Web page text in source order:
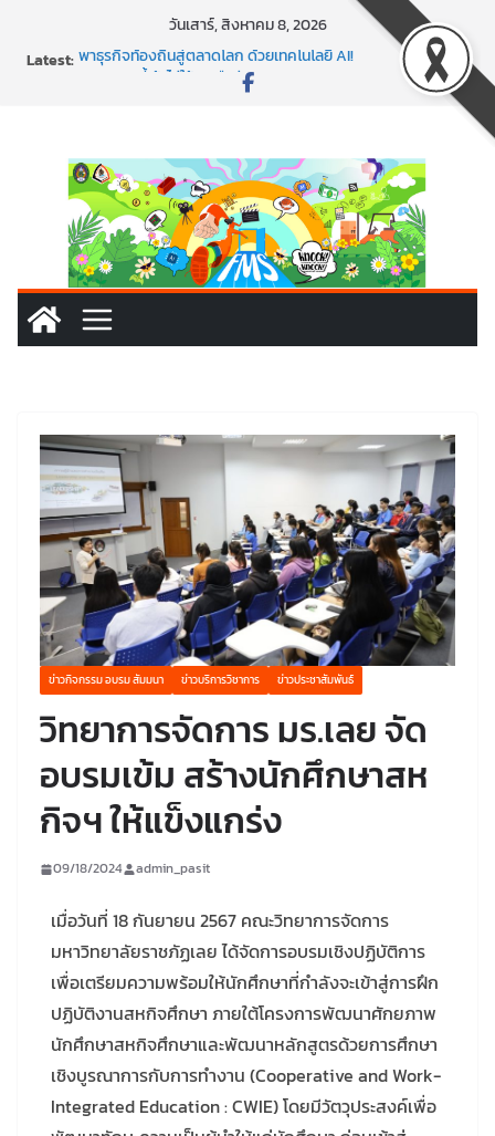
วันเสาร์, สิงหาคม 8, 2026
Latest:พาธุรกิจท้องถิ่นสู่ตลาดโลก ด้วยเทคโนโลยี AI!
SMEs ยุคนี้ ถ้าไม่ใช้ AI ถือว่าพลาดมาก!
พร้อมลุยแล้ว! ปักหมุดโรดแมป AI อัปสกิลธุรกิจให้พุ่งทะยาน
ข่าวกิจกรรม อบรม สัมมนา ข่าวบริการวิชาการ ข่าวประชาสัมพันธ์
วิทยาการจัดการ มร.เลย จัด
อบรมเข้ม สร้างนักศึกษาสห
กิจฯ ให้แข็งแกร่ง
09/18/2024 admin_pasit
เมื่อวันที่ 18 กันยายน 2567 คณะวิทยาการจัดการ
มหาวิทยาลัยราชภัฏเลย ได้จัดการอบรมเชิงปฏิบัติการ
เพื่อเตรียมความพร้อมให้นักศึกษาที่กำลังจะเข้าสู่การฝึก
ปฏิบัติงานสหกิจศึกษา ภายใต้โครงการพัฒนาศักยภาพ
นักศึกษาสหกิจศึกษาและพัฒนาหลักสูตรด้วยการศึกษา
เชิงบูรณาการกับการทำงาน (Cooperative and Work-
Integrated Education : CWIE) โดยมีวัตวุประสงค์เพื่อ